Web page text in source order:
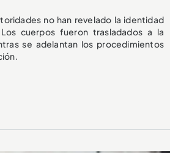
no han revelado la identidad
cuerpos fueron trasladados a la
se adelantan los procedimientos